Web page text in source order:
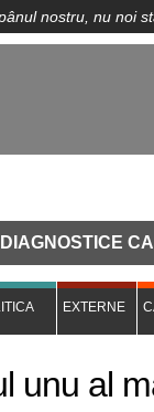
nostru, nu noi
CARE
EXTERNE
unu al